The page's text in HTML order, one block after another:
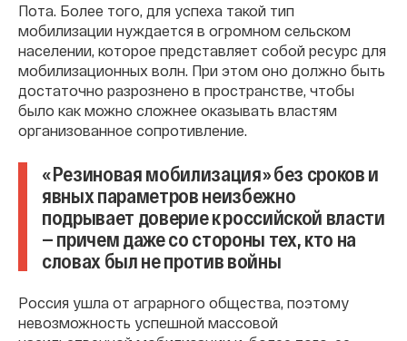
Пота. Более того, для успеха такой тип
мобилизации нуждается в огромном сельском
населении, которое представляет собой ресурс для
мобилизационных волн. При этом оно должно быть
достаточно разрознено в пространстве, чтобы
было как можно сложнее оказывать властям
организованное сопротивление.
«Резиновая мобилизация» без сроков и
явных параметров неизбежно
подрывает доверие к российской власти
— причем даже со стороны тех, кто на
словах был не против войны
Россия ушла от аграрного общества, поэтому
невозможность успешной массовой